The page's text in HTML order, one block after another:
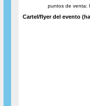
puntos de venta:
Cartel/flyer del evento